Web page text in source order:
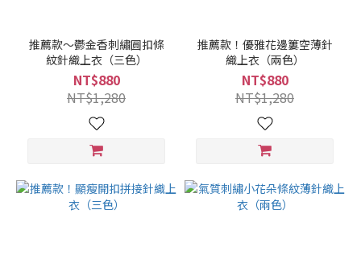
推薦款～鬱金香刺繡圓扣條
紋針織上衣（三色）
NT$880
NT$1,280
推薦款！優雅花邊簍空薄針
織上衣（兩色）
NT$880
NT$1,280